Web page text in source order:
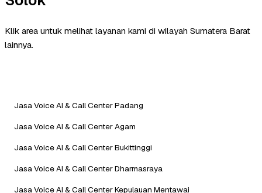
Klik area untuk melihat layanan kami di wilayah Sumatera Barat
lainnya.
Jasa Voice AI & Call Center Padang
Jasa Voice AI & Call Center Agam
Jasa Voice AI & Call Center Bukittinggi
Jasa Voice AI & Call Center Dharmasraya
Jasa Voice AI & Call Center Kepulauan Mentawai